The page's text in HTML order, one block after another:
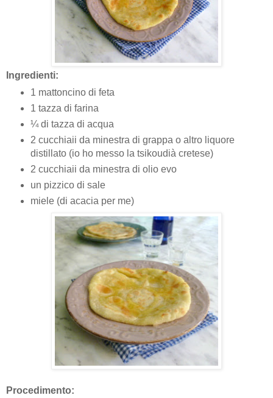
Ingredienti:
1 mattoncino di feta
1 tazza di farina
¼ di tazza di acqua
2 cucchiaii da minestra di grappa o altro liquore
distillato (io ho messo la tsikoudià cretese)
2 cucchiaii da minestra di olio evo
un pizzico di sale
miele (di acacia per me)
Procedimento: